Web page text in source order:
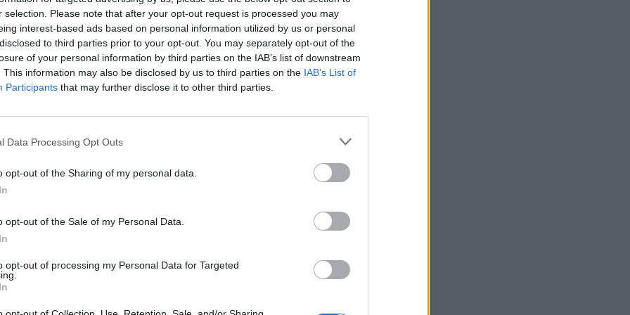
selection. Please note that after your opt-out request is processed you may
interest-based ads based on personal information utilized by us or personal
to third parties prior to your opt-out. You may separately opt-out of the
of your personal information by third parties on the IAB’s list of downstream
This information may also be disclosed by us to third parties on the IAB’s List of
Participants that may further disclose it to other third parties.
Data Processing Opt Outs
opt-out of the Sharing of my personal data.
opt-out of the Sale of my Personal Data.
opt-out of processing my Personal Data for Targeted
a 13 De Junio Nuevo León
Juárez (F-96) y 13 De Junio Nuevo León
Gasto 5l/100km Gasto 7l/100km
Gasto 10l/100km
0